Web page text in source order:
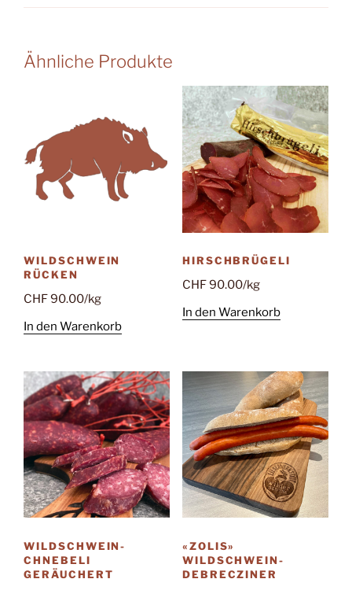
Ähnliche Produkte
WILDSCHWEIN
RÜCKEN
CHF90.00/kg
In den Warenkorb
HIRSCHBRÜGELI
CHF90.00/kg
In den Warenkorb
WILDSCHWEIN-
CHNEBELI
GERÄUCHERT
«ZOLIS»
WILDSCHWEIN-
DEBRECZINER